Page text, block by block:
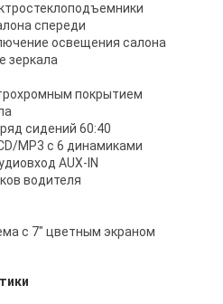
спереди
освещения салона
зеркала
покрытием
сидений 60:40
MP3 c 6 динамиками
AUX-IN
водителя
с 7" цветным экраном